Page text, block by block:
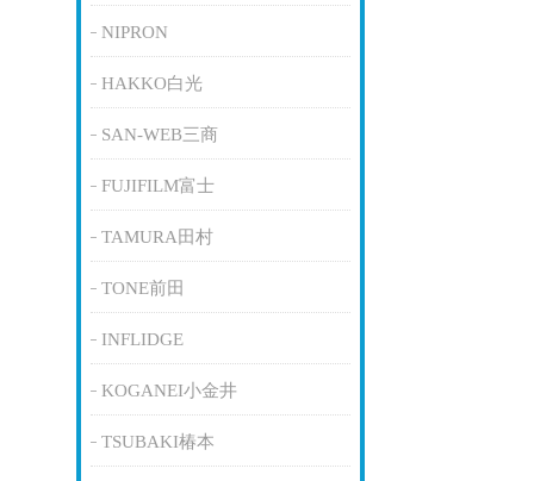
NIPRON
HAKKO白光
SAN-WEB三商
FUJIFILM富士
TAMURA田村
TONE前田
INFLIDGE
KOGANEI小金井
TSUBAKI椿本